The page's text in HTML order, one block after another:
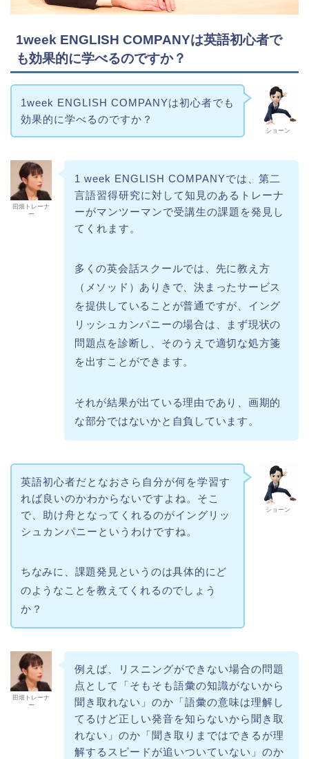
1week ENGLISH COMPANYは英語初心者で
も効果的に学べるのですか？
ショーン
1week ENGLISH COMPANYは初心者でも
効果的に学べるのですか？
田畑トレーナ
ー
1 week ENGLISH COMPANYでは、第二
言語習得研究に対して知見のあるトレーナ
ーがマンツーマンで受講生の課題を発見し
てくれます。
多くの英会話スクールでは、先に教え方
（メソッド）ありきで、決まったサービス
を提供していることが普通ですが、イング
リッシュカンパニーの場合は、まず現状の
問題点を診断し、そのうえで適切な処方箋
を出すことができます。
それが結果が出ている理由であり、画期的
な部分ではないかと自負しています。
ショーン
英語初心者だとなおさら自分が何を学習す
れば良いのかわからないですよね。そこ
で、助け舟となってくれるのがイングリッ
シュカンパニーというわけですね。
ちなみに、課題発見というのは具体的にど
のようなことを教えてくれるのでしょう
か？
田畑トレーナ
ー
例えば、リスニングができない場合の問題
点として「そもそも語彙の知識がないから
聞き取れない」のか「語彙の意味は理解し
てるけど正しい発音を知らないから聞き取
れない」のか「聞き取りまではできるが理
解するスピードが追いついていない」のか